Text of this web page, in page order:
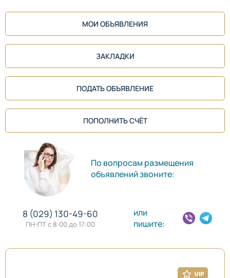
МОИ ОБЪЯВЛЕНИЯ
ЗАКЛАДКИ
ПОДАТЬ ОБЪЯВЛЕНИЕ
ПОПОЛНИТЬ СЧЁТ
По вопросам размещения
объявлений звоните:
8 (029) 130-49-60
ПН-ПТ с 8:00 до 17:00
или
пишите: